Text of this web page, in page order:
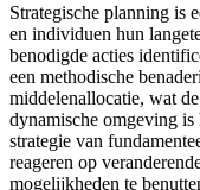
Strategische planning is
en individuen hun
benodigde acties
een methodische
middelenallocatie, wat
dynamische omgeving is
strategie van
reageren op
mogelijkheden te